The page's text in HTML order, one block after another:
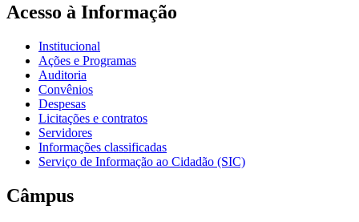
Acesso à Informação
Institucional
Ações e Programas
Auditoria
Convênios
Despesas
Licitações e contratos
Servidores
Informações classificadas
Serviço de Informação ao Cidadão (SIC)
Câmpus